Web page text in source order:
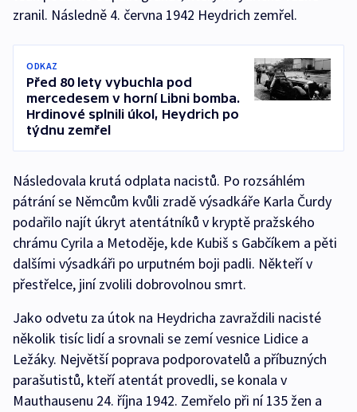
zranil. Následně 4. června 1942 Heydrich zemřel.
ODKAZ
Před 80 lety vybuchla pod
mercedesem v horní Libni bomba.
Hrdinové splnili úkol, Heydrich po
týdnu zemřel
Následovala krutá odplata nacistů. Po rozsáhlém
pátrání se Němcům kvůli zradě výsadkáře Karla Čurdy
podařilo najít úkryt atentátníků v kryptě pražského
chrámu Cyrila a Metoděje, kde Kubiš s Gabčíkem a pěti
dalšími výsadkáři po urputném boji padli. Někteří v
přestřelce, jiní zvolili dobrovolnou smrt.
Jako odvetu za útok na Heydricha zavraždili nacisté
několik tisíc lidí a srovnali se zemí vesnice Lidice a
Ležáky. Největší poprava podporovatelů a příbuzných
parašutistů, kteří atentát provedli, se konala v
Mauthausenu 24. října 1942. Zemřelo při ní 135 žen a